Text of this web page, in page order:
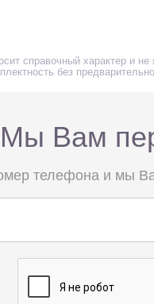
справочный характер и
без
Мы Вам
телефона и мы